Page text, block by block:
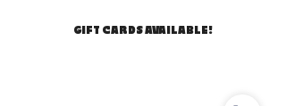
GIFT CARDS AVAILABLE!